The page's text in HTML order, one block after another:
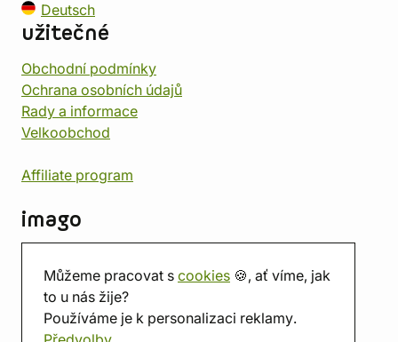
Můžeme pracovat s cookies 🍪, ať víme, jak
to u nás žije?
Používáme je k personalizaci reklamy.
Deutsch
užitečné
Obchodní podmínky
Ochrana osobních údajů
Rady a informace
Velkoobchod
Affiliate program
imago
Prodejna
Herna
O nás